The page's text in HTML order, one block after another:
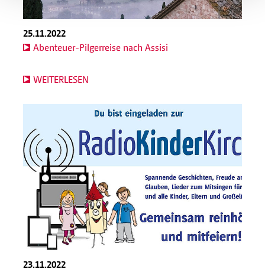
25.11.2022
Abenteuer-Pilgerreise nach Assisi
WEITERLESEN
23.11.2022